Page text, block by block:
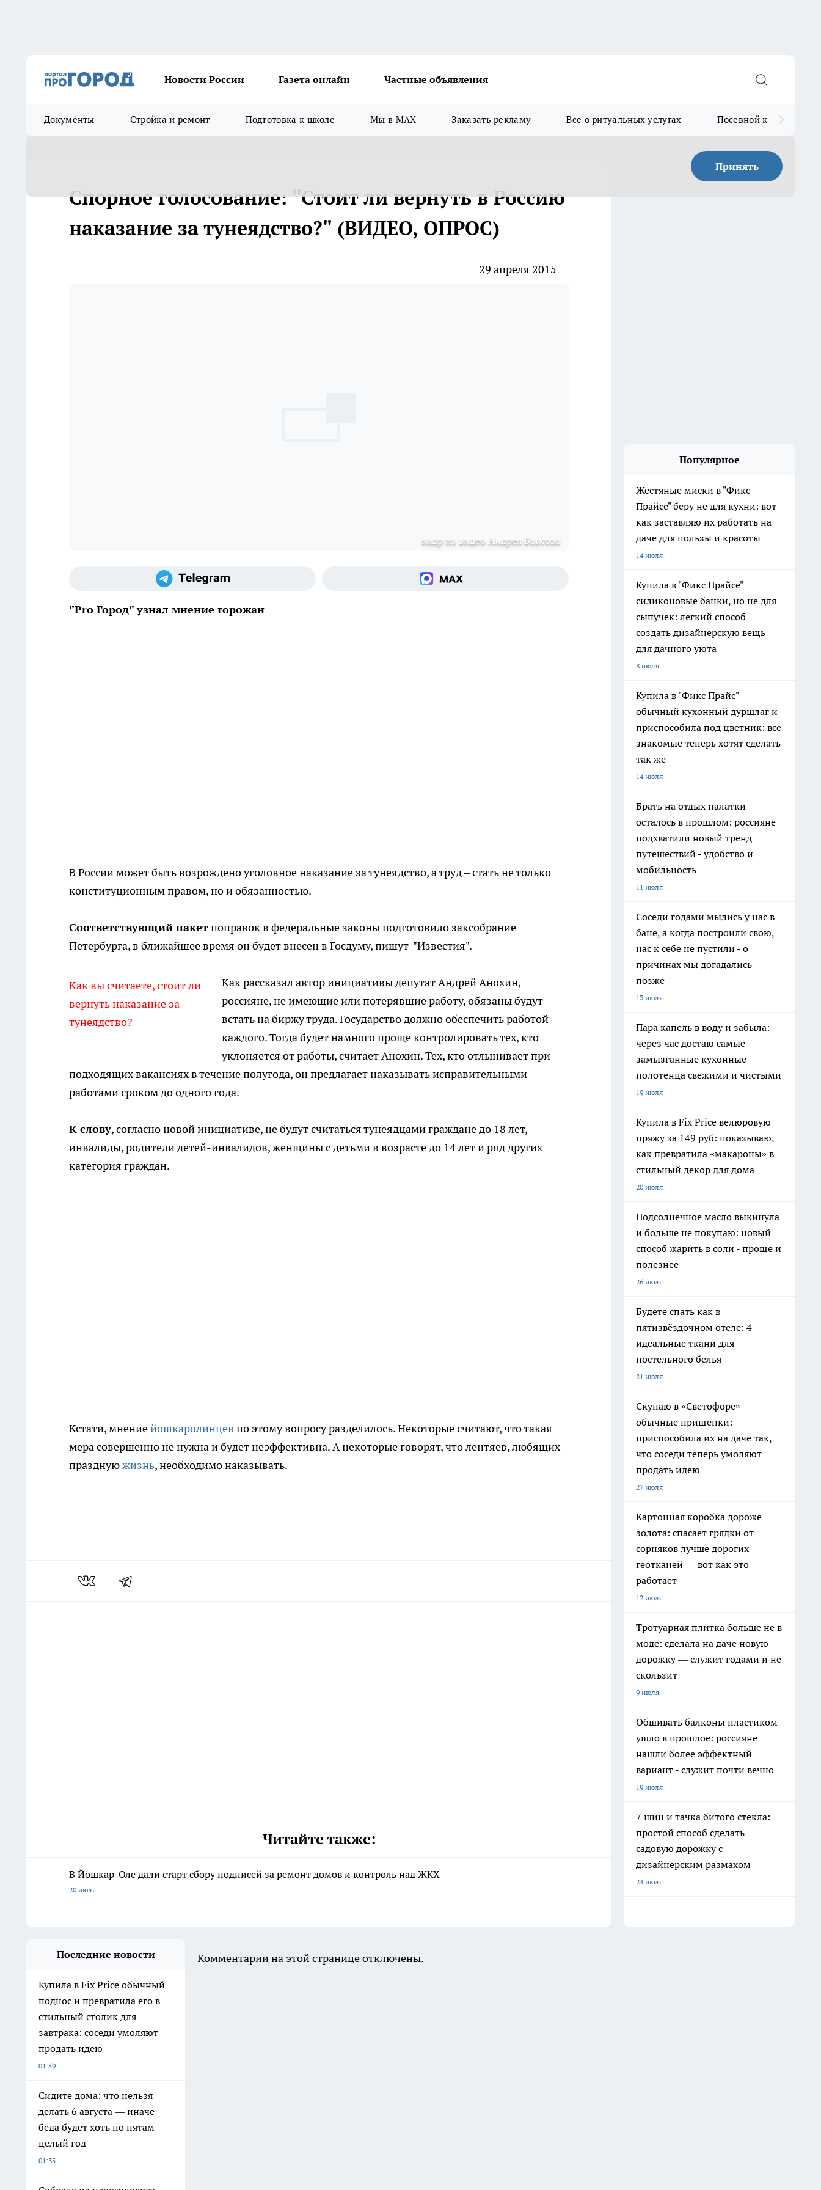
Новости России Газета онлайн Частные объявления
Документы Стройка и ремонт Подготовка к школе Мы в MAX Заказать рекламу Все о ритуальных услугах Посевной календарь
Принять
Спорное голосование: "Стоит ли вернуть в Россию
наказание за тунеядство?" (ВИДЕО, ОПРОС)
29 апреля 2015
кадр из видео Андрея Баксова
"Pro Город" узнал мнение горожан
В России может быть возрождено уголовное наказание за тунеядство, а труд – стать не только
конституционным правом, но и обязанностью.
Соответствующий пакетпоправок в федеральные законы подготовило заксобрание
Петербурга, в ближайшее время он будет внесен в Госдуму, пишут "Известия".
Как вы считаете, стоит ли
вернуть наказание за
тунеядство?
Как рассказал автор инициативы депутат Андрей Анохин,
россияне, не имеющие или потерявшие работу, обязаны будут
встать на биржу труда. Государство должно обеспечить работой
каждого. Тогда будет намного проще контролировать тех, кто
уклоняется от работы, считает Анохин. Тех, кто отлынивает при
подходящих вакансиях в течение полугода, он предлагает наказывать исправительными
работами сроком до одного года.
К слову, согласно новой инициативе, не будут считаться тунеядцами граждане до 18 лет,
инвалиды, родители детей-инвалидов, женщины с детьми в возрасте до 14 лет и ряд других
категория граждан.
Кстати, мнениейошкаролинцев по этому вопросу разделилось. Некоторые считают, что такая
мера совершенно не нужна и будет неэффективна. А некоторые говорят, что лентяев, любящих
празднуюжизнь, необходимо наказывать.
Читайте также:
В Йошкар-Оле дали старт сбору подписей за ремонт домов и контроль над ЖКХ
20 июля
Популярное
Жестяные миски в "Фикс
Прайсе" беру не для кухни: вот
как заставляю их работать на
даче для пользы и красоты
14 июля
Купила в "Фикс Прайсе"
силиконовые банки, но не для
сыпучек: легкий способ
создать дизайнерскую вещь
для дачного уюта
8 июля
Купила в "Фикс Прайс"
обычный кухонный дуршлаг и
приспособила под цветник: все
знакомые теперь хотят сделать
так же
14 июля
Брать на отдых палатки
осталось в прошлом: россияне
подхватили новый тренд
путешествий - удобство и
мобильность
11 июля
Соседи годами мылись у нас в
бане, а когда построили свою,
нас к себе не пустили - о
причинах мы догадались
позже
13 июля
Пара капель в воду и забыла:
через час достаю самые
замызганные кухонные
полотенца свежими и чистыми
19 июля
Купила в Fix Price велюровую
пряжу за 149 руб: показываю,
как превратила «макароны» в
стильный декор для дома
20 июля
Подсолнечное масло выкинула
и больше не покупаю: новый
способ жарить в соли - проще и
полезнее
26 июля
Будете спать как в
пятизвёздочном отеле: 4
идеальные ткани для
постельного белья
21 июля
Скупаю в «Светофоре»
обычные прищепки:
приспособила их на даче так,
что соседи теперь умоляют
продать идею
27 июля
Картонная коробка дороже
золота: спасает грядки от
сорняков лучше дорогих
геотканей — вот как это
работает
12 июля
Тротуарная плитка больше не в
моде: сделала на даче новую
дорожку — служит годами и не
скользит
9 июля
Обшивать балконы пластиком
ушло в прошлое: россияне
нашли более эффектный
вариант - служит почти вечно
19 июля
7 шин и тачка битого стекла:
простой способ сделать
садовую дорожку с
дизайнерским размахом
24 июля
Последние новости
Купила в Fix Price обычный
поднос и превратила его в
стильный столик для
завтрака: соседи умоляют
продать идею
01:59
Сидите дома: что нельзя
делать 6 августа — иначе
беда будет хоть по пятам
целый год
01:35
Комментарии на этой странице отключены.